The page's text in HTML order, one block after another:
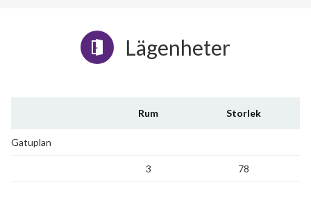
Lägenheter
Rum Storlek
Gatuplan
3 78